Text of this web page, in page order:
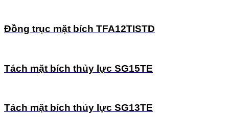
Đồng trục mặt bích TFA12TISTD
Tách mặt bích thủy lực SG15TE
Tách mặt bích thủy lực SG13TE